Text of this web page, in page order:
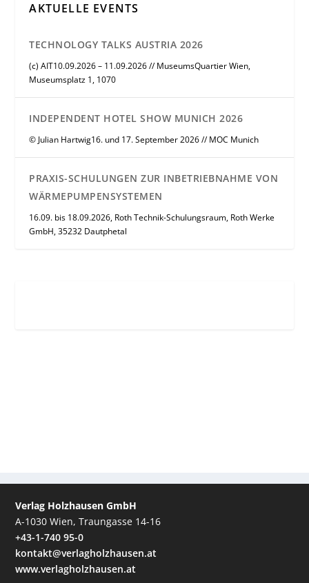
AKTUELLE EVENTS
TECHNOLOGY TALKS AUSTRIA 2026
(c) AIT10.09.2026 – 11.09.2026 // MuseumsQuartier Wien,
Museumsplatz 1, 1070
INDEPENDENT HOTEL SHOW MUNICH 2026
© Julian Hartwig16. und 17. September 2026 // MOC Munich
PRAXIS-SCHULUNGEN ZUR INBETRIEBNAHME VON
WÄRMEPUMPENSYSTEMEN
16.09. bis 18.09.2026, Roth Technik-Schulungsraum, Roth Werke
GmbH, 35232 Dautphetal
Verlag Holzhausen GmbH
A-1030 Wien, Traungasse 14-16
+43-1-740 95-0
kontakt@verlagholzhausen.at
www.verlagholzhausen.at